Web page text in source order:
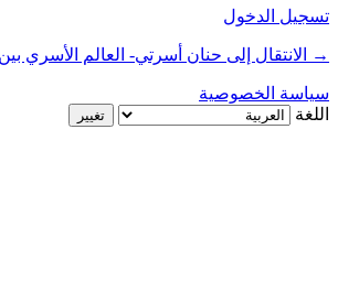
تسجيل الدخول
→ الانتقال إلى حنان أسرتي- العالم الأسري
سياسة الخصوصية
اللغة